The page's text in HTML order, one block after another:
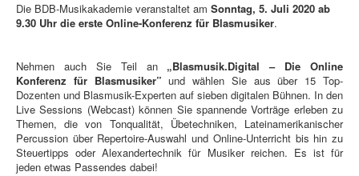
Die BDB-Musikakademie veranstaltet am Sonntag, 5. Juli 2020 ab
9.30 Uhr die erste Online-Konferenz für Blasmusiker.
Nehmen auch Sie Teil an „Blasmusik.Digital – Die Online
Konferenz für Blasmusiker” und wählen Sie aus über 15 Top-
Dozenten und Blasmusik-Experten auf sieben digitalen Bühnen. In den
Live Sessions (Webcast) können Sie spannende Vorträge erleben zu
Themen, die von Tonqualität, Übetechniken, Lateinamerikanischer
Percussion über Repertoire-Auswahl und Online-Unterricht bis hin zu
Steuertipps oder Alexandertechnik für Musiker reichen. Es ist für
jeden etwas Passendes dabei!